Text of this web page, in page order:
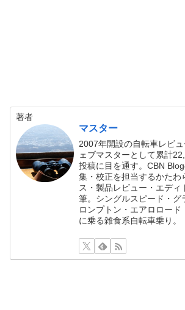
著者
マスター
2007年開設の自転車レビ
ェブマスターとして累計
投稿に目を通す。CBN
集・校正を担当するかたわ
ス・製品レビュー・エディ
筆。シングルスピード・グ
ロンプトン・エアロロード
に乗る雑食系自転車乗り。